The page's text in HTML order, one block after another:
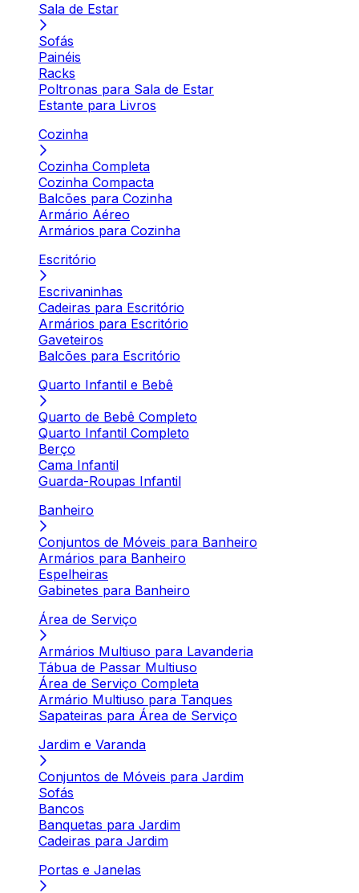
Sala de Estar
Sofás
Painéis
Racks
Poltronas para Sala de Estar
Estante para Livros
Cozinha
Cozinha Completa
Cozinha Compacta
Balcões para Cozinha
Armário Aéreo
Armários para Cozinha
Escritório
Escrivaninhas
Cadeiras para Escritório
Armários para Escritório
Gaveteiros
Balcões para Escritório
Quarto Infantil e Bebê
Quarto de Bebê Completo
Quarto Infantil Completo
Berço
Cama Infantil
Guarda-Roupas Infantil
Banheiro
Conjuntos de Móveis para Banheiro
Armários para Banheiro
Espelheiras
Gabinetes para Banheiro
Área de Serviço
Armários Multiuso para Lavanderia
Tábua de Passar Multiuso
Área de Serviço Completa
Armário Multiuso para Tanques
Sapateiras para Área de Serviço
Jardim e Varanda
Conjuntos de Móveis para Jardim
Sofás
Bancos
Banquetas para Jardim
Cadeiras para Jardim
Portas e Janelas